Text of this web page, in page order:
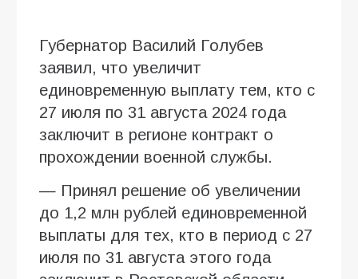
Губернатор Василий Голубев
заявил, что увеличит
единовременную выплату тем, кто с
27 июля по 31 августа 2024 года
заключит в регионе контракт о
прохождении военной службы.
— Принял решение об увеличении
до 1,2 млн рублей единовременной
выплаты для тех, кто в период с 27
июля по 31 августа этого года